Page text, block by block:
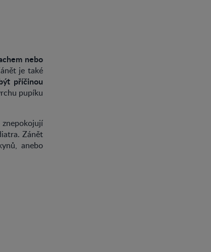
nebo
je také
příčinou
pupíku
Zánět
anebo